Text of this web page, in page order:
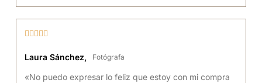
    
Laura Sánchez, Fotógrafa
«No puedo expresar lo feliz que estoy con mi compra